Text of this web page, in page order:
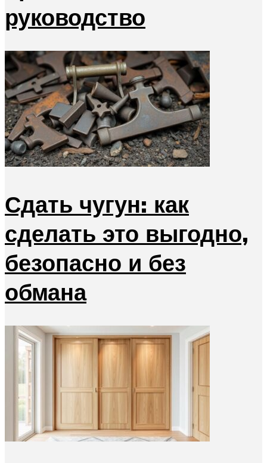
руководство
Сдать чугун: как
сделать это выгодно,
безопасно и без
обмана